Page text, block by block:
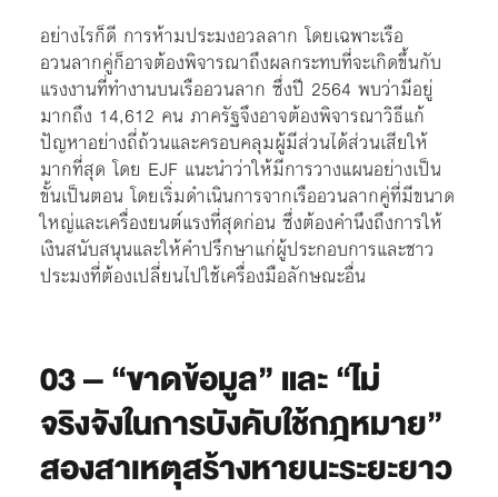
อย่างไรก็ดี การห้ามประมงอวลลาก โดยเฉพาะเรือ
อวนลากคู่ก็อาจต้องพิจารณาถึงผลกระทบที่จะเกิดขึ้นกับ
แรงงานที่ทำงานบนเรืออวนลาก ซึ่งปี 2564 พบว่ามีอยู่
มากถึง 14,612 คน ภาครัฐจึงอาจต้องพิจารณาวิธีแก้
ปัญหาอย่างถี่ถ้วนและครอบคลุมผู้มีส่วนได้ส่วนเสียให้
มากที่สุด โดย EJF แนะนำว่าให้มีการวางแผนอย่างเป็น
ขั้นเป็นตอน โดยเริ่มดำเนินการจากเรืออวนลากคู่ที่มีขนาด
ใหญ่และเครื่องยนต์แรงที่สุดก่อน ซึ่งต้องคำนึงถึงการให้
เงินสนับสนุนและให้คำปรึกษาแก่ผู้ประกอบการและชาว
ประมงที่ต้องเปลี่ยนไปใช้เครื่องมือลักษณะอื่น
03 – “ขาดข้อมูล” และ “ไม่
จริงจังในการบังคับใช้กฎหมาย”
สองสาเหตุสร้างหายนะระยะยาว